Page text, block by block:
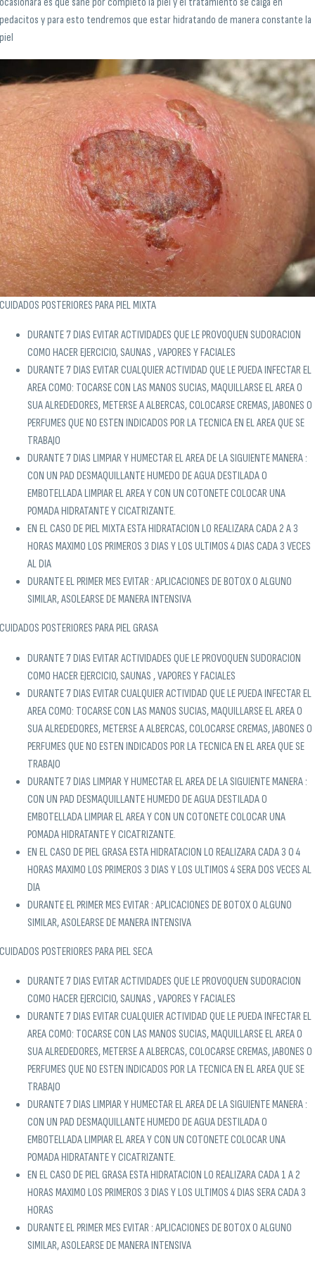
pedacitos y para esto tendremos que estar hidratando de manera constante la
piel
CUIDADOS POSTERIORES PARA PIEL MIXTA
DURANTE 7 DIAS EVITAR ACTIVIDADES QUE LE PROVOQUEN SUDORACION
COMO HACER EJERCICIO, SAUNAS , VAPORES Y FACIALES
DURANTE 7 DIAS EVITAR CUALQUIER ACTIVIDAD QUE LE PUEDA INFECTAR EL
AREA COMO: TOCARSE CON LAS MANOS SUCIAS, MAQUILLARSE EL AREA O
SUA ALREDEDORES, METERSE A ALBERCAS, COLOCARSE CREMAS, JABONES O
PERFUMES QUE NO ESTEN INDICADOS POR LA TECNICA EN EL AREA QUE SE
TRABAJO
DURANTE 7 DIAS LIMPIAR Y HUMECTAR EL AREA DE LA SIGUIENTE MANERA :
CON UN PAD DESMAQUILLANTE HUMEDO DE AGUA DESTILADA O
EMBOTELLADA LIMPIAR EL AREA Y CON UN COTONETE COLOCAR UNA
POMADA HIDRATANTE Y CICATRIZANTE.
EN EL CASO DE PIEL MIXTA ESTA HIDRATACION LO REALIZARA CADA 2 A 3
HORAS MAXIMO LOS PRIMEROS 3 DIAS Y LOS ULTIMOS 4 DIAS CADA 3 VECES
AL DIA
DURANTE EL PRIMER MES EVITAR : APLICACIONES DE BOTOX O ALGUNO
SIMILAR, ASOLEARSE DE MANERA INTENSIVA
CUIDADOS POSTERIORES PARA PIEL GRASA
DURANTE 7 DIAS EVITAR ACTIVIDADES QUE LE PROVOQUEN SUDORACION
COMO HACER EJERCICIO, SAUNAS , VAPORES Y FACIALES
DURANTE 7 DIAS EVITAR CUALQUIER ACTIVIDAD QUE LE PUEDA INFECTAR EL
AREA COMO: TOCARSE CON LAS MANOS SUCIAS, MAQUILLARSE EL AREA O
SUA ALREDEDORES, METERSE A ALBERCAS, COLOCARSE CREMAS, JABONES O
PERFUMES QUE NO ESTEN INDICADOS POR LA TECNICA EN EL AREA QUE SE
TRABAJO
DURANTE 7 DIAS LIMPIAR Y HUMECTAR EL AREA DE LA SIGUIENTE MANERA :
CON UN PAD DESMAQUILLANTE HUMEDO DE AGUA DESTILADA O
EMBOTELLADA LIMPIAR EL AREA Y CON UN COTONETE COLOCAR UNA
POMADA HIDRATANTE Y CICATRIZANTE.
EN EL CASO DE PIEL GRASA ESTA HIDRATACION LO REALIZARA CADA 3 O 4
HORAS MAXIMO LOS PRIMEROS 3 DIAS Y LOS ULTIMOS 4 SERA DOS VECES AL
DIA
DURANTE EL PRIMER MES EVITAR : APLICACIONES DE BOTOX O ALGUNO
SIMILAR, ASOLEARSE DE MANERA INTENSIVA
CUIDADOS POSTERIORES PARA PIEL SECA
DURANTE 7 DIAS EVITAR ACTIVIDADES QUE LE PROVOQUEN SUDORACION
COMO HACER EJERCICIO, SAUNAS , VAPORES Y FACIALES
DURANTE 7 DIAS EVITAR CUALQUIER ACTIVIDAD QUE LE PUEDA INFECTAR EL
AREA COMO: TOCARSE CON LAS MANOS SUCIAS, MAQUILLARSE EL AREA O
SUA ALREDEDORES, METERSE A ALBERCAS, COLOCARSE CREMAS, JABONES O
PERFUMES QUE NO ESTEN INDICADOS POR LA TECNICA EN EL AREA QUE SE
TRABAJO
DURANTE 7 DIAS LIMPIAR Y HUMECTAR EL AREA DE LA SIGUIENTE MANERA :
CON UN PAD DESMAQUILLANTE HUMEDO DE AGUA DESTILADA O
EMBOTELLADA LIMPIAR EL AREA Y CON UN COTONETE COLOCAR UNA
POMADA HIDRATANTE Y CICATRIZANTE.
EN EL CASO DE PIEL GRASA ESTA HIDRATACION LO REALIZARA CADA 1 A 2
HORAS MAXIMO LOS PRIMEROS 3 DIAS Y LOS ULTIMOS 4 DIAS SERA CADA 3
HORAS
DURANTE EL PRIMER MES EVITAR : APLICACIONES DE BOTOX O ALGUNO
SIMILAR, ASOLEARSE DE MANERA INTENSIVA